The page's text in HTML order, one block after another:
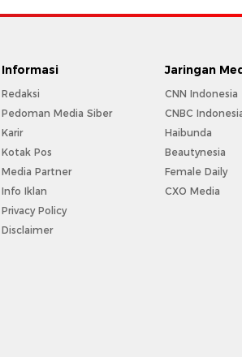
Informasi
Redaksi
Pedoman Media Siber
Karir
Kotak Pos
Media Partner
Info Iklan
Privacy Policy
Disclaimer
Jaringan
CNN Indonesia
CNBC
Haibunda
Beautynesia
Female Daily
CXO Media